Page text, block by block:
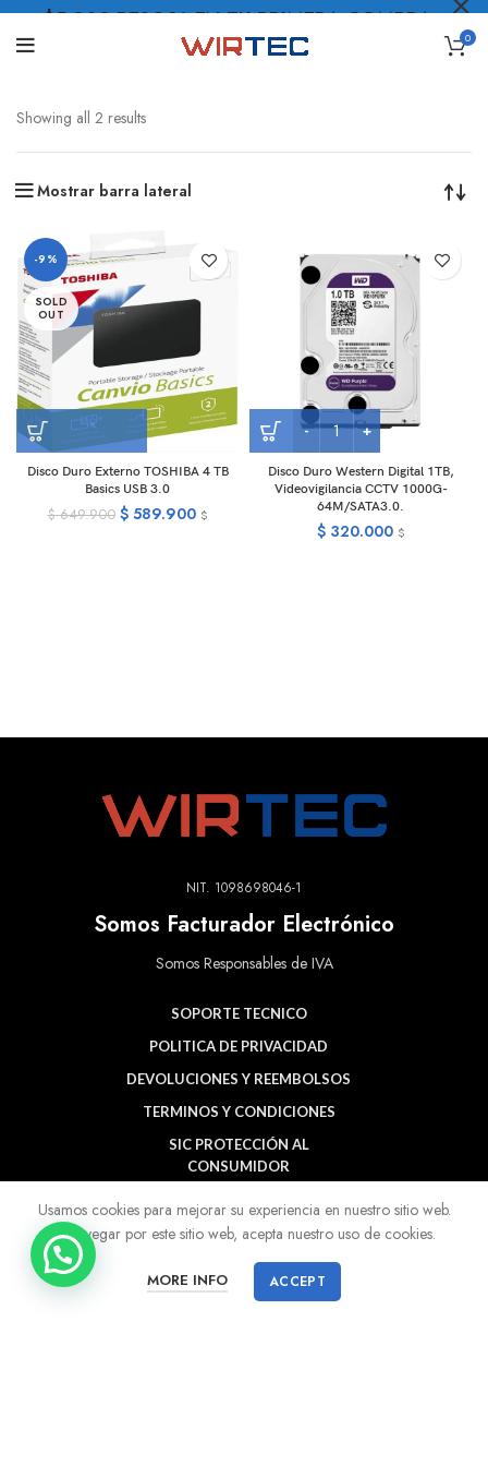
0
Showing all 2 results
Mostrar barra lateral
-9%
SOLD
OUT
Disco Duro Externo TOSHIBA 4 TB
Basics USB 3.0
$649.900 $589.900 $
Disco Duro Western Digital 1TB,
Videovigilancia CCTV 1000G-
64M/SATA3.0.
$320.000 $
NIT. 1098698046-1
Somos Facturador Electrónico
Somos Responsables de IVA
SOPORTE TECNICO
POLITICA DE PRIVACIDAD
DEVOLUCIONES Y REEMBOLSOS
TERMINOS Y CONDICIONES
SIC PROTECCIÓN AL
CONSUMIDOR
$5.000 PESOS* EN TU PRIMERA COMPRA
Usamos cookies para mejorar su experiencia en nuestro sitio web.
Al navegar por este sitio web, acepta nuestro uso de cookies.
MORE INFO ACCEPT